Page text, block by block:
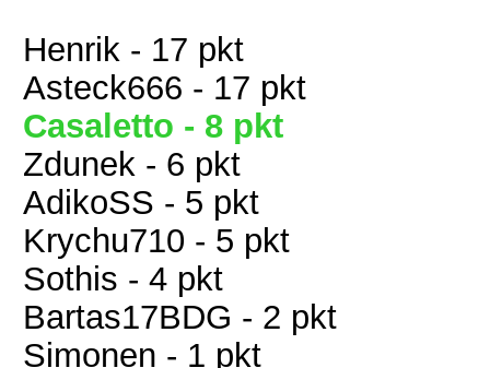
Henrik - 17 pkt
Asteck666 - 17 pkt
Casaletto - 8 pkt
Zdunek - 6 pkt
AdikoSS - 5 pkt
Krychu710 - 5 pkt
Sothis - 4 pkt
Bartas17BDG - 2 pkt
Simonen - 1 pkt